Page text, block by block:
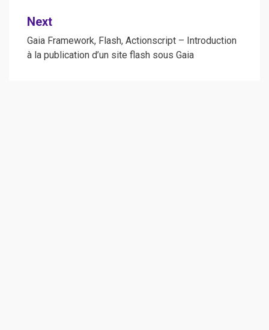
Next
Gaia Framework, Flash, Actionscript – Introduction
à la publication d’un site flash sous Gaia